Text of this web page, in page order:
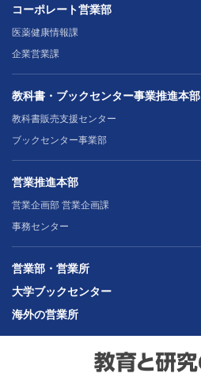
コーポレート営業部
医薬健康情報課
企業営業課
教科書・ブックセンター事業推進本部
教科書販売支援センター
ブックセンター事業部
営業推進本部
営業企画部 営業企画課
事務センター
営業部・営業所
大学ブックセンター
海外の営業所